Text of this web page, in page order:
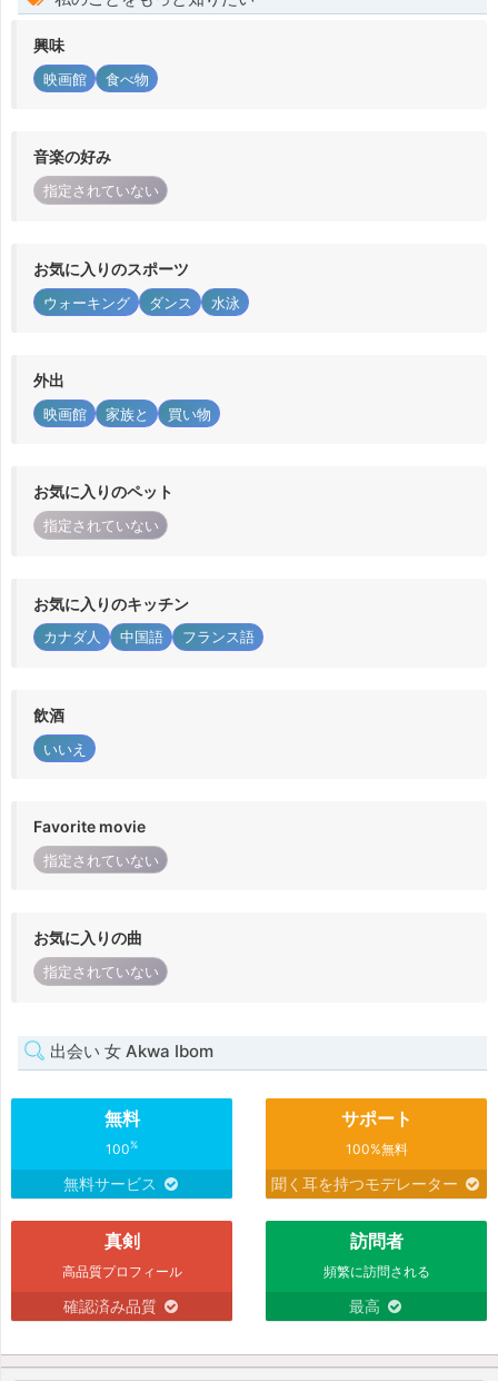
興味
映画館 食べ物
音楽の好み
指定されていない
お気に入りのスポーツ
ウォーキング ダンス 水泳
外出
映画館 家族と 買い物
お気に入りのペット
指定されていない
お気に入りのキッチン
カナダ人 中国語 フランス語
飲酒
いいえ
Favorite movie
指定されていない
お気に入りの曲
指定されていない
出会い 女 Akwa Ibom
無料
100%
無料サービス
サポート
100%無料
聞く耳を持つモデレーター
真剣
高品質プロフィール
確認済み品質
訪問者
頻繁に訪問される
最高